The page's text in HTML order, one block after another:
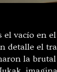
el vacío en
detalle el
la